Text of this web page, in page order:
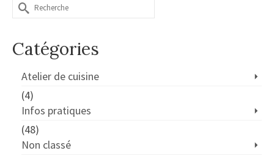
Rechercher :
Catégories
Atelier de cuisine
(4)
Infos pratiques
(48)
Non classé